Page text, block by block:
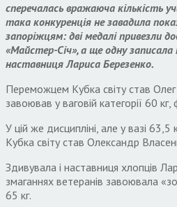
сперечалась вражаюча кількість
така конкуренція не завадила
запоріжцям: дві медалі привезли
«Майстер-Січ», а ще одну записала
наставниця Лариса Березенко.
Переможцем Кубка світу став Олег
завоював у ваговій категорії 60
У цій же дисципліні, але у вазі
Кубка світу став Олександр
Здивувала і наставниця хлопців
змаганнях ветеранів завоювала
65 кг.